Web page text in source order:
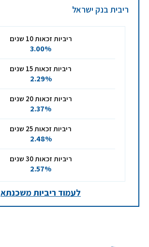
ריבית בנק ישראל
ריביות זכאות 10 שנים
3.00%
ריביות זכאות 15 שנים
2.29%
ריביות זכאות 20 שנים
2.37%
ריביות זכאות 25 שנים
2.48%
ריביות זכאות 30 שנים
2.57%
לעמוד ריביות משכנתא